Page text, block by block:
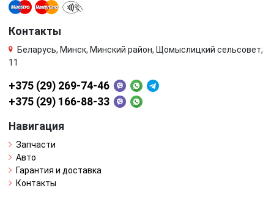
Контакты
Беларусь, Минск, Минский район, Щомыслицкий сельсовет,
11
+375 (29) 269-74-46
+375 (29) 166-88-33
Навигация
Запчасти
Авто
Гарантия и доставка
Контакты